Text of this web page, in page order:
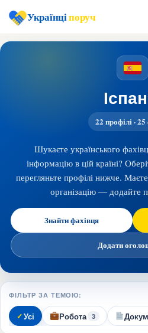
Українціпоруч
22 профілі · 25
Шукаєте українського
інформацію в цій країні?
перегляньте профілі нижче.
організацію — додайте
Знайти фахівця
Додати
ФІЛЬТР ЗА ТЕМОЮ:
Усі Робота 3